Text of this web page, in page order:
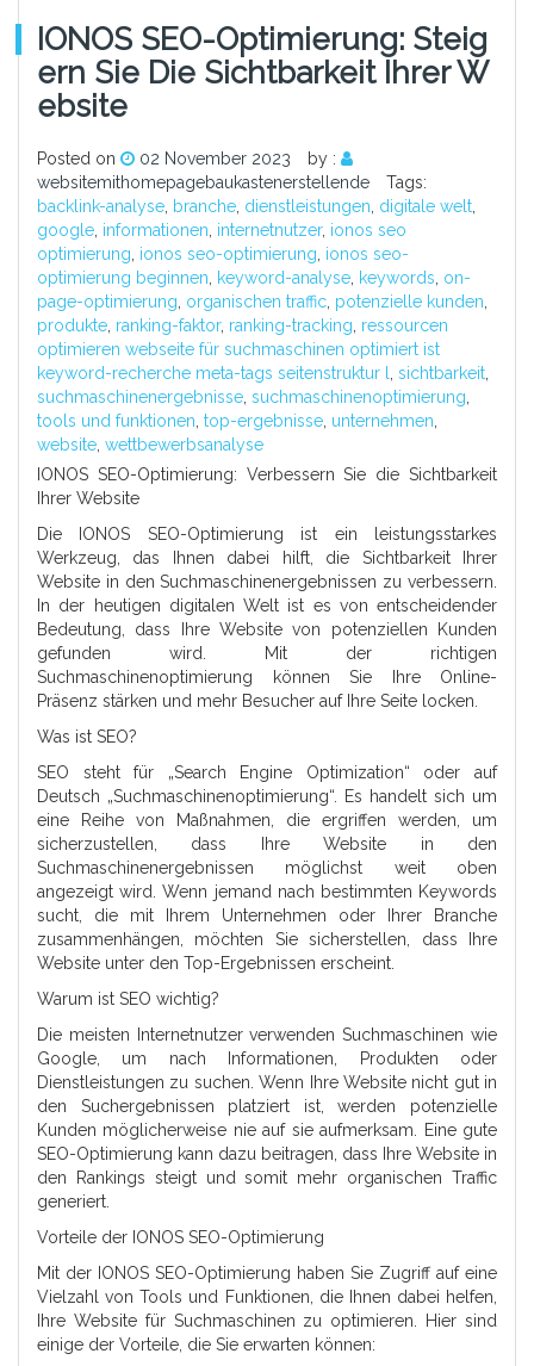
IONOS SEO-Optimierung: Steig
Ern Sie Die Sichtbarkeit Ihrer W
Ebsite
Posted on 02 November 2023
by :
websitemithomepagebaukastenerstellende
Tags:
backlink-analyse branche dienstleistungen digitale welt
google informationen internetnutzer, ionos seo
optimierung ionos seo-optimierung ionos seo-
optimierung beginnen
keyword-analyse keywords on-
page-optimierung organischen traffic potenzielle kunden
produkte ranking-faktor, ranking-tracking ressourcen
optimieren webseite für suchmaschinen optimiert ist
keyword-recherche meta-tags seitenstruktur l
sichtbarkeit
suchmaschinenergebnisse suchmaschinenoptimierung
tools und funktionen top-ergebnisse unternehmen
website wettbewerbsanalyse
IONOS SEO-Optimierung: Verbessern Sie die Sichtbarkeit
Ihrer Website
Die IONOS SEO-Optimierung ist ein leistungsstarkes
Werkzeug, das Ihnen dabei hilft, die Sichtbarkeit Ihrer
Website in den Suchmaschinenergebnissen zu verbessern.
In der heutigen digitalen Welt ist es von entscheidender
Bedeutung, dass Ihre Website von potenziellen Kunden
gefunden wird. Mit der richtigen
Suchmaschinenoptimierung können Sie Ihre Online-
Präsenz stärken und mehr Besucher auf Ihre Seite locken.
Was ist SEO?
SEO steht für „Search Engine Optimization“ oder auf
Deutsch „Suchmaschinenoptimierung“. Es handelt sich um
eine Reihe von Maßnahmen, die ergriffen werden, um
sicherzustellen, dass Ihre Website in den
Suchmaschinenergebnissen möglichst weit oben
angezeigt wird. Wenn jemand nach bestimmten Keywords
sucht, die mit Ihrem Unternehmen oder Ihrer Branche
zusammenhängen, möchten Sie sicherstellen, dass Ihre
Website unter den Top-Ergebnissen erscheint.
Warum ist SEO wichtig?
Die meisten Internetnutzer verwenden Suchmaschinen wie
Google, um nach Informationen, Produkten oder
Dienstleistungen zu suchen. Wenn Ihre Website nicht gut in
den Suchergebnissen platziert ist, werden potenzielle
Kunden möglicherweise nie auf sie aufmerksam. Eine gute
SEO-Optimierung kann dazu beitragen, dass Ihre Website in
den Rankings steigt und somit mehr organischen Traffic
generiert.
Vorteile der IONOS SEO-Optimierung
Mit der IONOS SEO-Optimierung haben Sie Zugriff auf eine
Vielzahl von Tools und Funktionen, die Ihnen dabei helfen,
Ihre Website für Suchmaschinen zu optimieren. Hier sind
einige der Vorteile, die Sie erwarten können: